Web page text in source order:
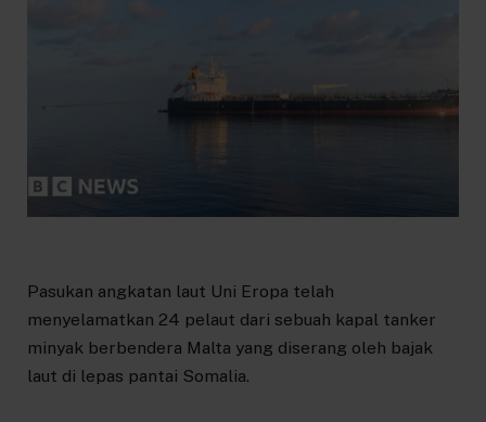
Pasukan angkatan laut Uni Eropa telah
menyelamatkan 24 pelaut dari sebuah kapal tanker
minyak berbendera Malta yang diserang oleh bajak
laut di lepas pantai Somalia.